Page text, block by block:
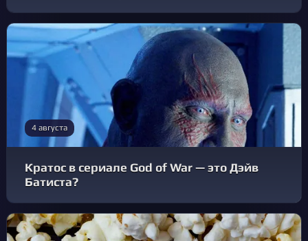
4 августа
Кратос в сериале God of War — это Дэйв
Батиста?